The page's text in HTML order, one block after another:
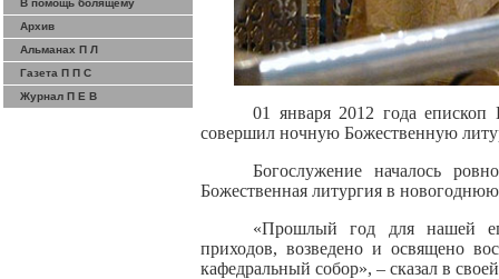
В помощь болящему
Архив
Альманах П Л
Газета П П С
Журнал П Е В
01 января 2012 года
совершил ночную Божественную
Богослужение началось
Божественная литургия в
«Прошлый год для нашей
приходов, возведено и освящено
кафедральный собор», – сказал в